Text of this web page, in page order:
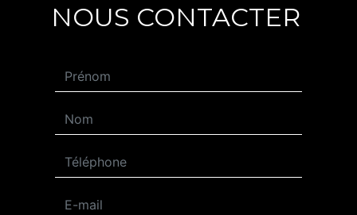
NOUS CONTACTER